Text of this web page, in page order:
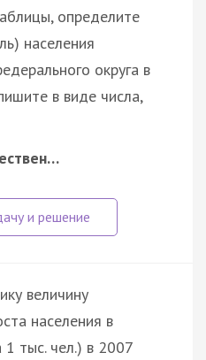
определите
населения
округа в
в виде числа,
величину
населения в
1 тыс. чел.) в 2007